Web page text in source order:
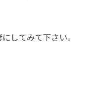
してみて下さい。